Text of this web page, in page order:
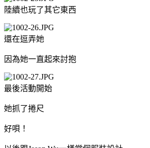
陸續也玩了其它東西
還在逗弄她
因為她一直起來討抱
最後活動開始
她抓了捲尺
好唄！